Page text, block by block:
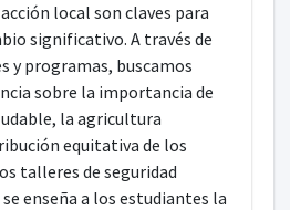
local son claves para
significativo. A través de
y programas, buscamos
sobre la importancia de
la agricultura
equitativa de los
talleres de seguridad
enseña a los estudiantes la